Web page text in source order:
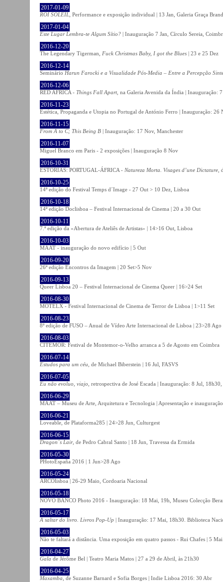
2017-01-09
ROI SOLEIL , Performance e exposição individual | 13 Jan, Galeria Graça
2017-01-04
Este Lugar Lembra-te Algum Sítio? | Inauguração 7 Jan, Círculo Sereia,
2016-12-20
The Legendary Tigerman, Fuck Christmas Baby, I got the Blues | 23 e 25 Dez
2016-12-14
Seminário Harun Farocki e a Visualidade Pós-Media – Entre a Percepção
2016-12-06
RED AFRICA - Things Fall Apart , na Galeria Avenida da Índia | Inauguração:
2016-11-23
Estética, Propaganda e Utopia no Portugal de António Ferro | Inauguração: 26
2016-11-15
From A to C; This Being B | Inauguração: 17 Nov, Manchester
2016-11-07
Miguel Branco em Paris - 2 exposições | Inauguração 8 Nov
2016-10-31
ESTÓRIAS: PORTUGAL-ÁFRICA - Natureza Morta. Visages d’une Dictature
2016-10-25
14ª edição do Festival Temps d´Image - 27 Out > 10 Dez, Lisboa
2016-10-18
14ª edição Doclisboa – Festival Internacional de Cinema | 20 a 30 Out
2016-10-11
7.ª edição da «Abertura de Ateliês de Artistas» | 14>16 Out, Lisboa
2016-10-03
MAAT - inauguração do novo edifício | 5 Out
2016-09-20
26ª edição Encontros da Imagem | 20 Set>5 Nov
2016-09-13
Queer Lisboa 20 – Festival Internacional de Cinema Queer | 16>24 Set
2016-08-30
MOTELX - Festival Internacional de Cinema de Terror de Lisboa | 1>11 Set
2016-08-23
8ª edição de FUSO – Anual de Vídeo Arte Internacional de Lisboa | 23>28 Ago
2016-08-03
CITEMOR: Festival de Montemor-o-Velho arranca a 5 de Agosto em Coimbra
2016-07-14
Estudos para um céu , de Michael Biberstein | 16 Jul, FASVS
2016-07-05
Eu não evoluo, viajo , retrospectiva de José Escada | Inauguração: 8 Jul,
2016-06-29
MAAT – Museu de Arte, Arquitetura e Tecnologia | Apresentação e
2016-06-21
Loveable, de Plataforma285 | 24>28 Jun, Culturgest
2016-06-15
Dragon´s Lair, de Pedro Cabral Santo | 18 Jun, Travessa da Ermida
2016-05-30
PHotoEspaña 2016 | 1 Jun>28 Ago
2016-05-24
ARCOlisboa | 26-29 Maio, Cordoaria Nacional
2016-05-18
NOVO BANCO Photo 2016 - Inauguração: 18 Mai, 19h, Museu Colecção
2016-05-17
A saltar do livro. Livros Pop-Up | Inauguração: 17 Mai, 18h30. Biblioteca
2016-05-03
Não te faltará a distância. Uma exposição em quatro passos - Rui Chafes | 5
2016-04-27
Gala de Jérôme Bel | Teatro Maria Matos | 27 a 29 de Abril, às 21h30
2016-04-25
Maxamba , de Suzanne Barnard e Sofia Borges | Indie Lisboa 2016: 30 Abr